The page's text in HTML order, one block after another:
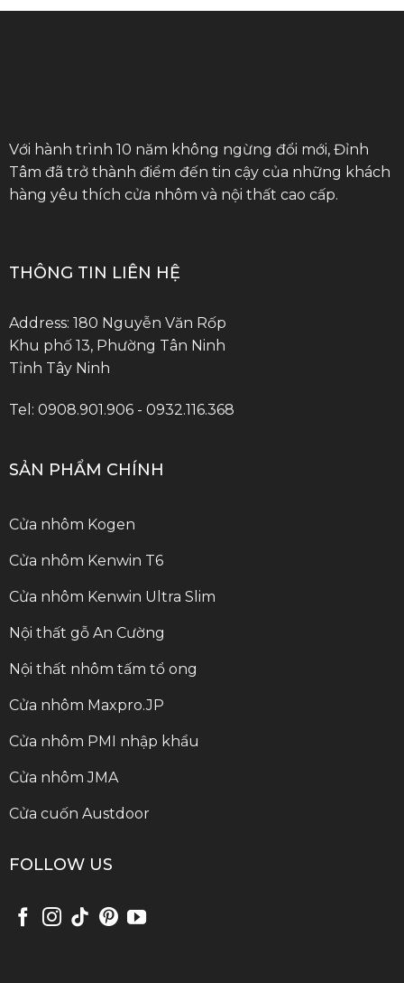
Với hành trình 10 năm không ngừng đổi mới, Đỉnh
Tâm đã trở thành điểm đến tin cậy của những khách
hàng yêu thích cửa nhôm và nội thất cao cấp.
THÔNG TIN LIÊN HỆ
Address: 180 Nguyễn Văn Rốp
Khu phố 13, Phường Tân Ninh
Tỉnh Tây Ninh
Tel: 0908.901.906 - 0932.116.368
SẢN PHẨM CHÍNH
Cửa nhôm Kogen
Cửa nhôm Kenwin T6
Cửa nhôm Kenwin Ultra Slim
Nội thất gỗ An Cường
Nội thất nhôm tấm tổ ong
Cửa nhôm Maxpro.JP
Cửa nhôm PMI nhập khẩu
Cửa nhôm JMA
Cửa cuốn Austdoor
FOLLOW US